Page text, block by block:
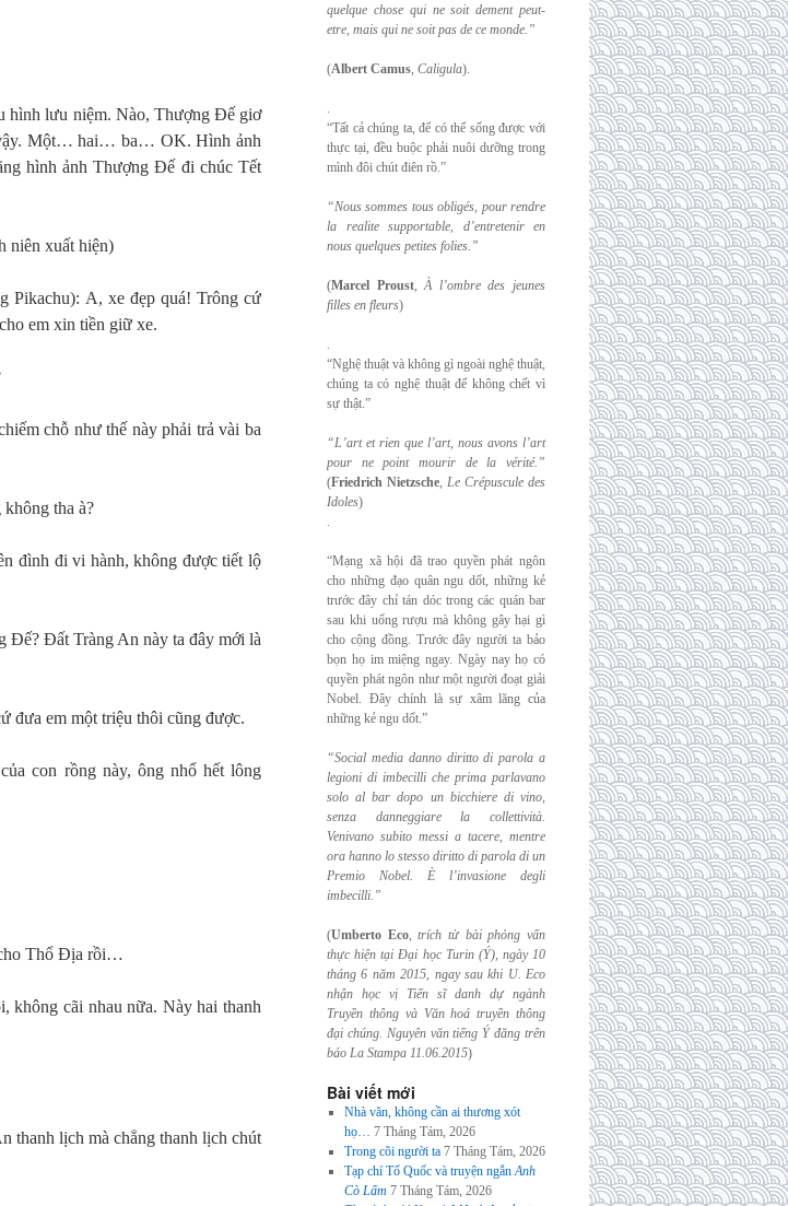
hình lưu niệm. Nào, Thượng Đế giơ
vậy. Một… hai… ba… OK. Hình ảnh
hình ảnh Thượng Đế đi chúc Tết
niên xuất hiện)
Pikachu): A, xe đẹp quá! Trông cứ
em xin tiền giữ xe.
chỗ như thế này phải trả vài ba
tha à?
đình đi vi hành, không được tiết lộ
Đế? Đất Tràng An này ta đây mới là
đưa em một triệu thôi cũng được.
con rồng này, ông nhổ hết lông
cho Thổ Địa rồi…
không cãi nhau nữa. Này hai thanh
thanh lịch mà chẳng thanh lịch chút
quelque chose qui ne soit dement peut-
etre, mais qui ne soit pas de ce monde.”
(Albert Camus, Caligula).
.
“Tất cả chúng ta, để có thể sống được với
thực tại, đều buộc phải nuôi dưỡng trong
mình đôi chút điên rồ.”
“Nous sommes tous obligés, pour rendre
la realite supportable, d’entretenir en
nous quelques petites folies.”
(Marcel Proust,À l’ombre des jeunes
filles en fleurs)
.
“Nghệ thuật và không gì ngoài nghệ thuật,
chúng ta có nghệ thuật để không chết vì
sự thật.”
“L’art et rien que l’art, nous avons l’art
pour ne point mourir de la vérité.”
(Friedrich Nietzsche, Le Crépuscule des
Idoles)
.
“Mạng xã hội đã trao quyền phát ngôn
cho những đạo quân ngu dốt, những kẻ
trước đây chỉ tán dóc trong các quán bar
sau khi uống rượu mà không gây hại gì
cho cộng đồng. Trước đây người ta bảo
bọn họ im miệng ngay. Ngày nay họ có
quyền phát ngôn như một người đoạt giải
Nobel. Đây chính là sự xâm lăng của
những kẻ ngu dốt.”
“Social media danno diritto di parola a
legioni di imbecilli che prima parlavano
solo albar dopo un bicchiere di vino,
senza danneggiare la collettività.
Venivano subito messi a tacere, mentre
ora hanno lo stesso diritto di parola di un
Premio Nobel. È l’invasione degli
imbecilli.”
(Umberto Eco,trích từ bài phỏng vấn
thực hiện tại Đại học Turin (Ý), ngày 10
tháng 6 năm 2015, ngay sau khi U. Eco
nhận học vị Tiến sĩ danh dự ngành
Truyền thông và Văn hoá truyền thông
đại chúng. Nguyên văn tiếng Ý đăng trên
báo La Stampa 11.06.2015)
Bài viết mới
Nhà văn, không cần ai thương xót
họ… 7 Tháng Tám, 2026
Trong cõi người ta 7 Tháng Tám, 2026
Tạp chí Tổ Quốc và truyện ngắnAnh
Cò Lấm 7 Tháng Tám, 2026